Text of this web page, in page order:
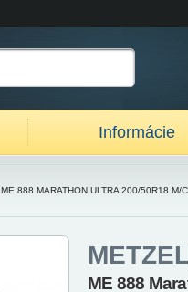
Informácie
ME 888 MARATHON ULTRA 200/50R18 M/
ME 888